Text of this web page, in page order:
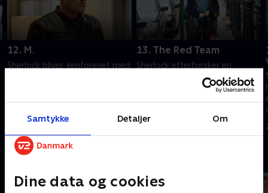
Samtykke Detaljer Om
Dine data og cookies
12. M.
Sherlock bliver genforenet med
20. september 2022 • 41 min
13. The Red Team
Sherlock efterforsker en
mistænkelig ulykke, der
20. september 2022 • 41 min
Andre så også